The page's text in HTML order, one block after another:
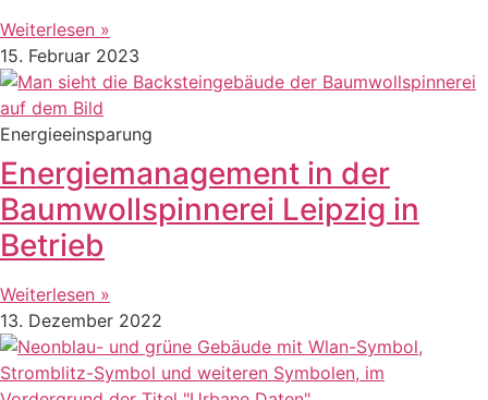
Weiterlesen »
15. Februar 2023
Energieeinsparung
Energiemanagement in der
Baumwollspinnerei Leipzig in
Betrieb
Weiterlesen »
13. Dezember 2022